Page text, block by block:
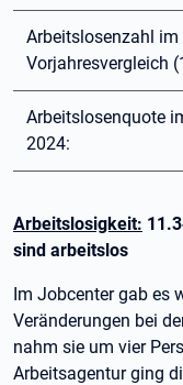
Arbeitslosenzahl im
Vorjahresvergleich
Arbeitslosenquote
2024:
Arbeitslosigkeit:
sind arbeitslos
Im Jobcenter gab es
Veränderungen bei
nahm sie um vier
Arbeitsagentur ging